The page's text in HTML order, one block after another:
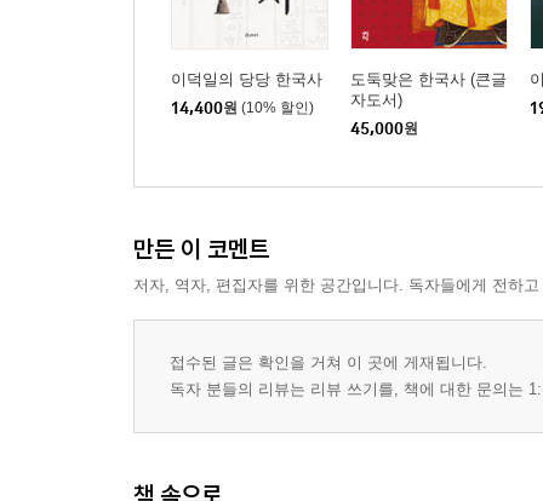
이덕일의 당당 한국사
14,400원 (10% 할인)
도둑맞은 한국사 (큰글
자도서)
45,000원
만든 이 코멘트
저자, 역자, 편집자를 위한 공간입니다. 독자들에게 전하
접수된 글은 확인을 거쳐 이 곳에 게재됩니다.
독자 분들의 리뷰는 리뷰 쓰기를, 책에 대한 문의는
책 속으로